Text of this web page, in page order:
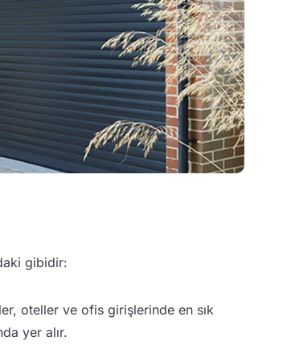
gibidir:
oteller ve ofis girişlerinde en sık
yer alır.